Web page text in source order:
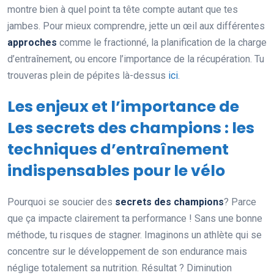
montre bien à quel point ta tête compte autant que tes
jambes. Pour mieux comprendre, jette un œil aux différentes
approches comme le fractionné, la planification de la charge
d’entraînement, ou encore l’importance de la récupération. Tu
trouveras plein de pépites là-dessus ici.
Les enjeux et l’importance de
Les secrets des champions : les
techniques d’entraînement
indispensables pour le vélo
Pourquoi se soucier des secrets des champions? Parce
que ça impacte clairement ta performance ! Sans une bonne
méthode, tu risques de stagner. Imaginons un athlète qui se
concentre sur le développement de son endurance mais
néglige totalement sa nutrition. Résultat ? Diminution